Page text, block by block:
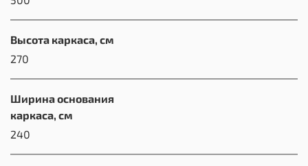
Высота каркаса, см
270
Ширина основания
каркаса, см
240